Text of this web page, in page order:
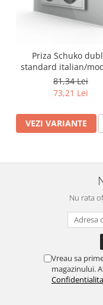
Priza Schuko
standard italian/
4M
81,34 Lei
73,21 Lei
VEZI VARIANTE
Nu rata
Vreau sa
magazinului.